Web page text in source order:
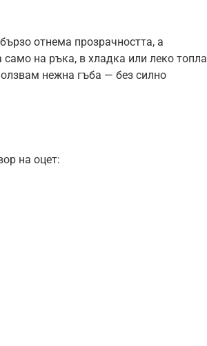
отнема прозрачността, а
на ръка, в хладка или леко топла
нежна гъба — без силно
на оцет: